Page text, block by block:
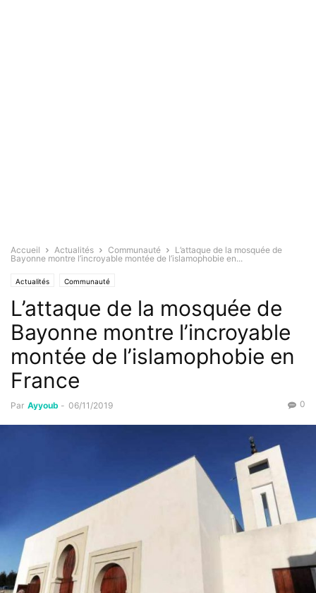
Accueil Actualités Communauté
L’attaque de la mosquée de
Bayonne montre l’incroyable montée de l’islamophobie en...
Actualités Communauté
L’attaque de la mosquée de
Bayonne montre l’incroyable
montée de l’islamophobie en
France
Par Ayyoub - 06/11/2019 0